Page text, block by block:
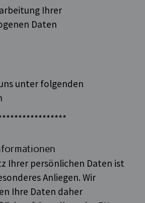
Ihrer
Daten
unter folgenden
Ihrer persönlichen Daten ist
Anliegen. Wir
Ihre Daten daher